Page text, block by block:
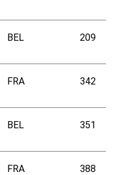
BEL 209
FRA 342
BEL 351
FRA 388